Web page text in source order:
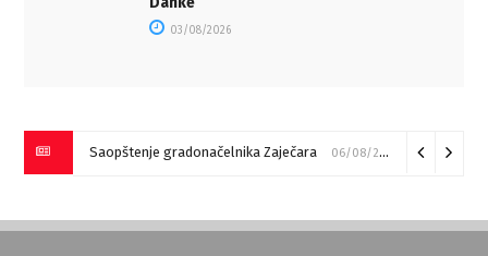
03/08/2026
Saopštenje gradonačelnika Zaječara 06/08/2026